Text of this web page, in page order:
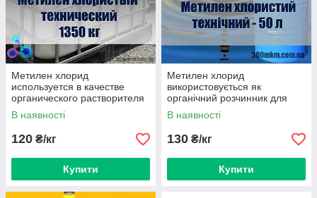
Метилен хлорид
используется в качестве
органического растворителя
для очистки и обезжиривания
металла
В наявності
120 ₴/кг
Купити
Метилен хлорид
використовується як
органічний розчинник для
очищення та знежирення
металу
В наявності
130 ₴/кг
Купити